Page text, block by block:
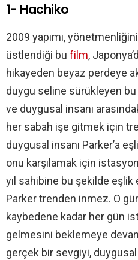
1- Hachiko
2009 yapımı,
üstlendiği bu film,
hikayeden beyaz perdeye
duygu seline sürükleyen
ve duygusal insanı
her sabah işe gitmek için
duygusal insanı Parker’a
onu karşılamak için
yıl sahibine bu şekilde
Parker trenden inmez. O
kaybedene kadar her gün
gelmesini beklemeye
gerçek bir sevgiyi,